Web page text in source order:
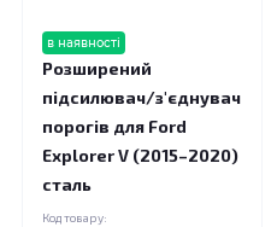
в наявності
Розширений
підсилювач/з'єднувач
порогів для Ford
Explorer V (2015–2020)
сталь
Код товару: